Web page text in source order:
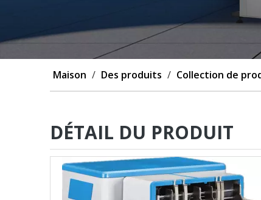
Maison / Des produits / Collection de
DÉTAIL DU PRODUIT